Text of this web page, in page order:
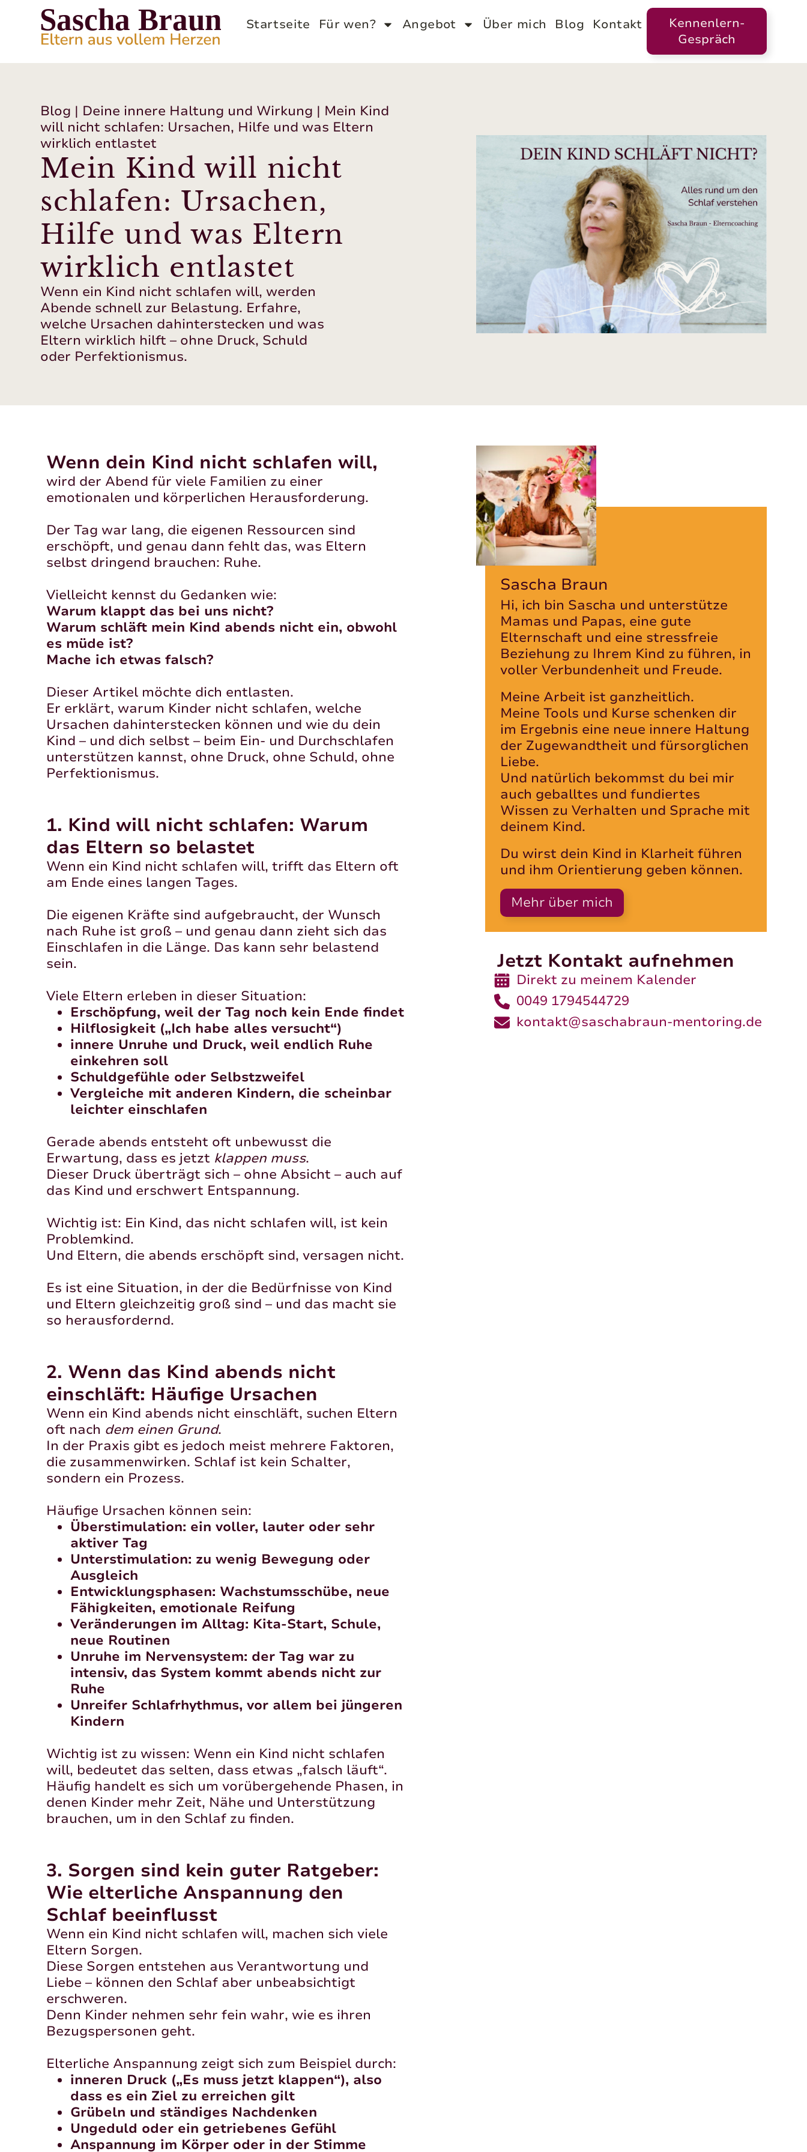
Startseite Für wen? Angebot Über mich Blog Kontakt
Kennenlern-
Gespräch
Blog | Deine innere Haltung und Wirkung | Mein Kind
will nicht schlafen: Ursachen, Hilfe und was Eltern
wirklich entlastet
Mein Kind will nicht
schlafen: Ursachen,
Hilfe und was Eltern
wirklich entlastet
Wenn ein Kind nicht schlafen will, werden
Abende schnell zur Belastung. Erfahre,
welche Ursachen dahinterstecken und was
Eltern wirklich hilft – ohne Druck, Schuld
oder Perfektionismus.
Wenn dein Kind nicht schlafen will,
wird der Abend für viele Familien zu einer
emotionalen und körperlichen Herausforderung.
Der Tag war lang, die eigenen Ressourcen sind
erschöpft, und genau dann fehlt das, was Eltern
selbst dringend brauchen: Ruhe.
Vielleicht kennst du Gedanken wie:
Warum klappt das bei uns nicht?
Warum schläft mein Kind abends nicht ein, obwohl
es müde ist?
Mache ich etwas falsch?
Dieser Artikel möchte dich entlasten.
Er erklärt, warum Kinder nicht schlafen, welche
Ursachen dahinterstecken können und wie du dein
Kind – und dich selbst – beim Ein- und Durchschlafen
unterstützen kannst, ohne Druck, ohne Schuld, ohne
Perfektionismus.
1. Kind will nicht schlafen: Warum
das Eltern so belastet
Wenn ein Kind nicht schlafen will, trifft das Eltern oft
am Ende eines langen Tages.
Die eigenen Kräfte sind aufgebraucht, der Wunsch
nach Ruhe ist groß – und genau dann zieht sich das
Einschlafen in die Länge. Das kann sehr belastend
sein.
Viele Eltern erleben in dieser Situation:
Erschöpfung, weil der Tag noch kein Ende findet
Hilflosigkeit („Ich habe alles versucht“)
innere Unruhe und Druck, weil endlich Ruhe
einkehren soll
Schuldgefühle oder Selbstzweifel
Vergleiche mit anderen Kindern, die scheinbar
leichter einschlafen
Gerade abends entsteht oft unbewusst die
Erwartung, dass es jetzt klappen muss.
Dieser Druck überträgt sich – ohne Absicht – auch auf
das Kind und erschwert Entspannung.
Wichtig ist: Ein Kind, das nicht schlafen will, ist kein
Problemkind.
Und Eltern, die abends erschöpft sind, versagen nicht.
Es ist eine Situation, in der die Bedürfnisse von Kind
und Eltern gleichzeitig groß sind – und das macht sie
so herausfordernd.
2. Wenn das Kind abends nicht
einschläft: Häufige Ursachen
Wenn ein Kind abends nicht einschläft, suchen Eltern
oft nach dem einen Grund.
In der Praxis gibt es jedoch meist mehrere Faktoren,
die zusammenwirken. Schlaf ist kein Schalter,
sondern ein Prozess.
Häufige Ursachen können sein:
Überstimulation: ein voller, lauter oder sehr
aktiver Tag
Unterstimulation: zu wenig Bewegung oder
Ausgleich
Entwicklungsphasen: Wachstumsschübe, neue
Fähigkeiten, emotionale Reifung
Veränderungen im Alltag: Kita-Start, Schule,
neue Routinen
Unruhe im Nervensystem: der Tag war zu
intensiv, das System kommt abends nicht zur
Ruhe
Unreifer Schlafrhythmus, vor allem bei jüngeren
Kindern
Wichtig ist zu wissen: Wenn ein Kind nicht schlafen
will, bedeutet das selten, dass etwas „falsch läuft“.
Häufig handelt es sich um vorübergehende Phasen, in
denen Kinder mehr Zeit, Nähe und Unterstützung
brauchen, um in den Schlaf zu finden.
3. Sorgen sind kein guter Ratgeber:
Wie elterliche Anspannung den
Schlaf beeinflusst
Wenn ein Kind nicht schlafen will, machen sich viele
Eltern Sorgen.
Diese Sorgen entstehen aus Verantwortung und
Liebe – können den Schlaf aber unbeabsichtigt
erschweren.
Denn Kinder nehmen sehr fein wahr, wie es ihren
Bezugspersonen geht.
Elterliche Anspannung zeigt sich zum Beispiel durch:
inneren Druck („Es muss jetzt klappen“), also
dass es ein Ziel zu erreichen gilt
Grübeln und ständiges Nachdenken
Ungeduld oder ein getriebenes Gefühl
Anspannung im Körper oder in der Stimme
Sascha Braun
Hi, ich bin Sascha und unterstütze
Mamas und Papas, eine gute
Elternschaft und eine stressfreie
Beziehung zu Ihrem Kind zu führen, in
voller Verbundenheit und Freude.
Meine Arbeit ist ganzheitlich.
Meine Tools und Kurse schenken dir
im Ergebnis eine neue innere Haltung
der Zugewandtheit und fürsorglichen
Liebe.
Und natürlich bekommst du bei mir
auch geballtes und fundiertes
Wissen zu Verhalten und Sprache mit
deinem Kind.
Du wirst dein Kind in Klarheit führen
und ihm Orientierung geben können.
Mehr über mich
Jetzt Kontakt aufnehmen
Direkt zu meinem Kalender
0049 1794544729
kontakt@saschabraun-mentoring.de